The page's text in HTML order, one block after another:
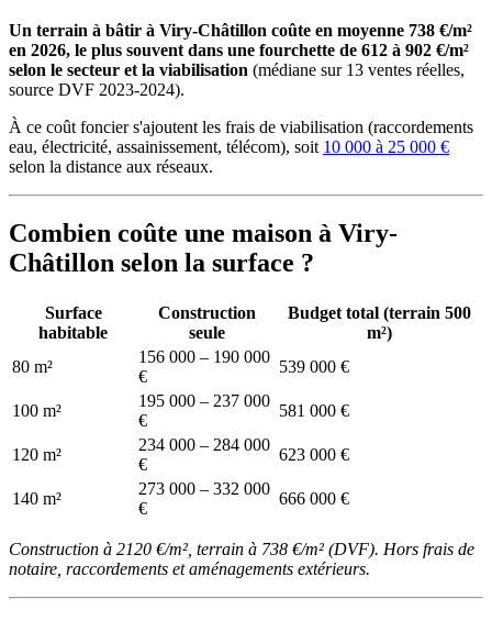
Un terrain à bâtir à Viry-Châtillon coûte en moyenne 738 €/m²
en 2026, le plus souvent dans une fourchette de 612 à 902 €/m²
selon le secteur et la viabilisation (médiane sur 13 ventes réelles,
source DVF 2023-2024).
À ce coût foncier s'ajoutent les frais de viabilisation (raccordements
eau, électricité, assainissement, télécom), soit 10 000 à 25 000 €
selon la distance aux réseaux.
Combien coûte une maison à Viry-
Châtillon selon la surface ?
Surface
habitable
Construction
seule
Budget total (terrain 500
m²)
80 m²
156 000 – 190 000
€
539 000 €
100 m²
195 000 – 237 000
€
581 000 €
120 m²
234 000 – 284 000
€
623 000 €
140 m²
273 000 – 332 000
€
666 000 €
Construction à 2120 €/m², terrain à 738 €/m² (DVF). Hors frais de
notaire, raccordements et aménagements extérieurs.